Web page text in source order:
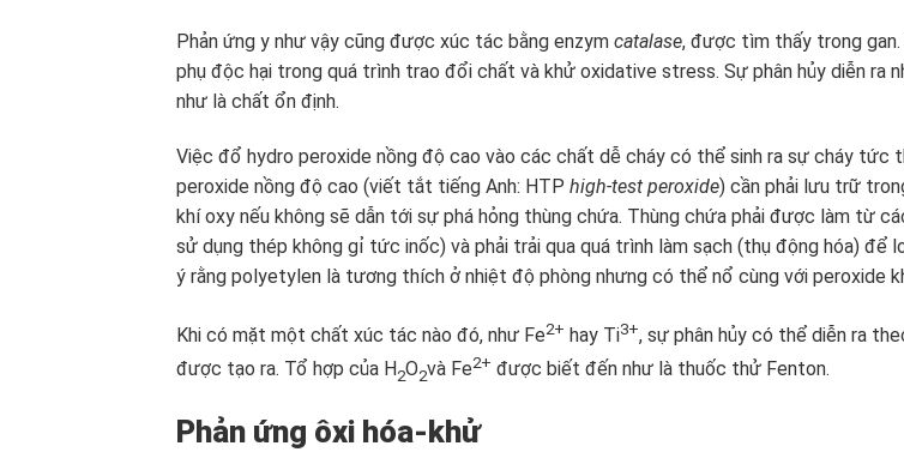
Phản ứng y như vậy cũng được xúc tác bằng enzym catalase, được tìm thấy trong
phụ độc hại trong quá trình trao đổi chất và khử oxidative stress. Sự phân hủy diễn
như là chất ổn định.
Việc đổ hydro peroxide nồng độ cao vào các chất dễ cháy có thể sinh ra sự cháy tức
peroxide nồng độ cao (viết tắt tiếng Anh: HTP high-test peroxide) cần phải lưu trữ
khí oxy nếu không sẽ dẫn tới sự phá hỏng thùng chứa. Thùng chứa phải được làm từ
sử dụng thép không gỉ tức inốc) và phải trải qua quá trình làm sạch (thụ động hóa)
ý rằng polyetylen là tương thích ở nhiệt độ phòng nhưng có thể nổ cùng với peroxide
Khi có mặt một chất xúc tác nào đó, như Fe2+ hay Ti3+, sự phân hủy có thể diễn ra
được tạo ra. Tổ hợp của H 2O2và Fe2+ được biết đến như là thuốc thử Fenton.
Phản ứng ôxi hóa-khử